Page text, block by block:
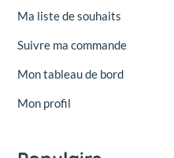
Ma liste de souhaits
Suivre ma commande
Mon tableau de bord
Mon profil